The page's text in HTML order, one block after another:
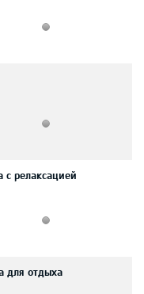
с релаксацией
для отдыха